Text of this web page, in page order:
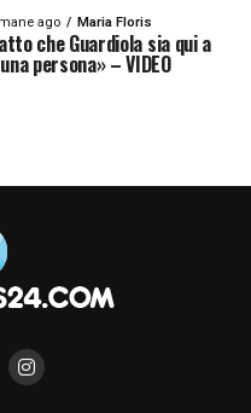
ago Maria Floris
che Guardiola sia qui a
persona» – VIDEO